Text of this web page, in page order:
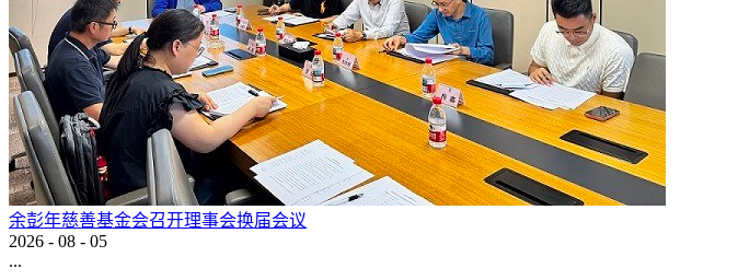
余彭年慈善基金会召开理事会换届会议
2026 - 08 - 05
...